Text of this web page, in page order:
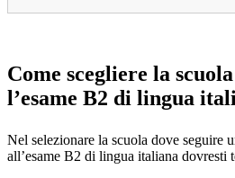
Come scegliere la
l’esame B2 di lingua
Nel selezionare la scuola dove seguire
all’esame B2 di lingua italiana dovresti